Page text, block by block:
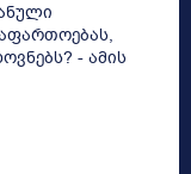
- ამის